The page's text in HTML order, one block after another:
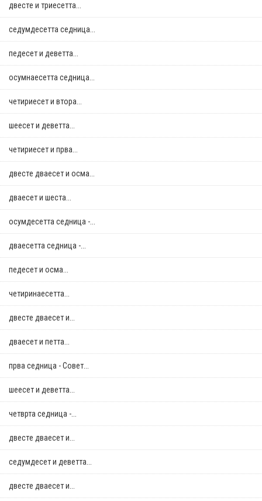
двестe и триесетта...
седумдесетта седница...
педесет и деветта...
осумнaесетта седница...
четириесет и втора...
шеесет и деветта...
четириесет и прва...
двестe дваесет и осма...
дваесет и шеста...
осумдесетта седница -...
дваесетта седница -...
педесет и осма...
четиринаесетта...
двестe дваесет и...
дваесет и петта...
прва седница - Совет...
шеесет и деветта...
четврта седница -...
двестe дваесет и...
седумдесет и деветта...
двестe дваесет и...